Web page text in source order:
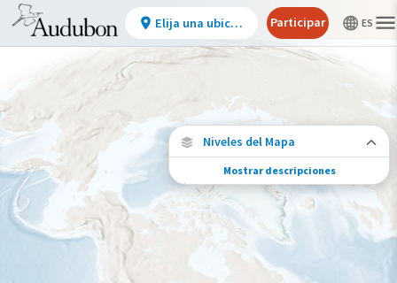
Niveles del Mapa
Desafíos de conservación
Vea la huella de actividades humanas
seleccionadas y cambios ambientales en
todo el hemisferio.
Desafío de la Huella de la Conservación
Mostrar descripciones
Elija una ubicación Participar